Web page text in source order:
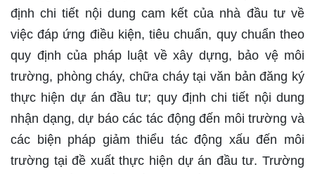
định chi tiết nội dung cam kết của nhà đầu tư về
việc đáp ứng điều kiện, tiêu chuẩn, quy chuẩn theo
quy định của pháp luật về xây dựng, bảo vệ môi
trường, phòng cháy, chữa cháy tại văn bản đăng ký
thực hiện dự án đầu tư; quy định chi tiết nội dung
nhận dạng, dự báo các tác động đến môi trường và
các biện pháp giảm thiểu tác động xấu đến môi
trường tại đề xuất thực hiện dự án đầu tư. Trường